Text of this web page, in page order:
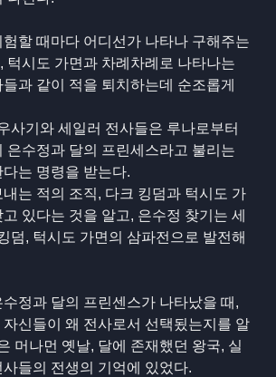
할 때마다 어디선가 나타나 구해주는
턱시도 가면과 차례차례로 나타나는
과 같이 적을 퇴치하는데 순조롭게
사기와 세일러 전사들은 루나로부터
은수정과 달의 프린세스라고 불리는
는 명령을 받는다.
는 적의 조직, 다크 킹덤과 턱시도 가
있다는 것을 알고, 은수정 찾기는 세
덤, 턱시도 가면의 삼파전으로 발전해
정과 달의 프린센스가 나타났을 때,
신들이 왜 전사로서 선택됬는지를 알
머나먼 옛날, 달에 존재했던 왕국, 실
들의 전생의 기억에 있었다.